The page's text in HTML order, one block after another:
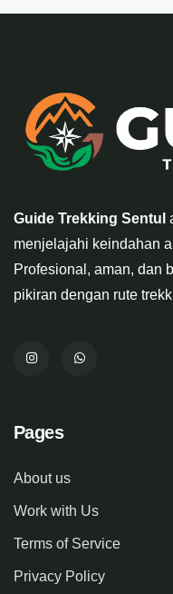
Guide Trekking Sentul
menjelajahi keindahan
Profesional, aman, dan
pikiran dengan rute
Pages
About us
Work with Us
Terms of Service
Privacy Policy